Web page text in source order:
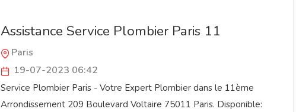
Assistance Service Plombier Paris 11
Paris
19-07-2023 06:42
Service Plombier Paris - Votre Expert Plombier dans le 11ème
Arrondissement 209 Boulevard Voltaire 75011 Paris. Disponible: